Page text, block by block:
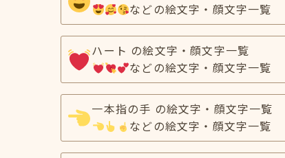
などの絵文字・顔文字一覧
ハート の絵文字・顔文字一覧
などの絵文字・顔文字一覧
一本指の手 の絵文字・顔文字一覧
などの絵文字・顔文字一覧